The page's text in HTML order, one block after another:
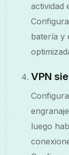
actividad
batería y
VPN
luego